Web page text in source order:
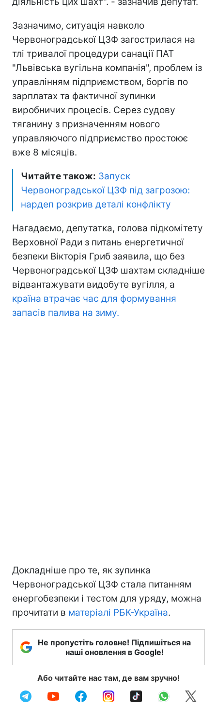
Зазначимо, ситуація навколо
Червоноградської ЦЗФ загострилася на
тлі тривалої процедури санації ПАТ
"Львівська вугільна компанія", проблем із
управлінням підприємством, боргів по
зарплатах та фактичної зупинки
виробничих процесів. Серез судову
тяганину з призначенням нового
управляючого підприємство простоює
вже 8 місяців.
Читайте також: Запуск
Червоноградської ЦЗФ під загрозою:
нардеп розкрив деталі конфлікту
Нагадаємо, депутатка, голова підкомітету
Верховної Ради з питань енергетичної
безпеки Вікторія Гриб заявила, що без
Червоноградської ЦЗФ шахтам складніше
відвантажувати видобуте вугілля, а
країна втрачає час для формування
запасів палива на зиму.
Докладніше про те, як зупинка
Червоноградської ЦЗФ стала питанням
енергобезпеки і тестом для уряду, можна
прочитати в матеріалі РБК-Україна.
Не пропустіть головне! Підпишіться на
наші оновлення в Google!
Або читайте нас там, де вам зручно!